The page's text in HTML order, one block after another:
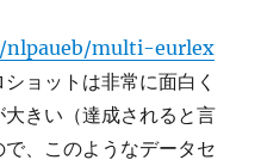
multi-eurlex
ョットは非常に面白く
きい（達成されると言
、このようなデータセ